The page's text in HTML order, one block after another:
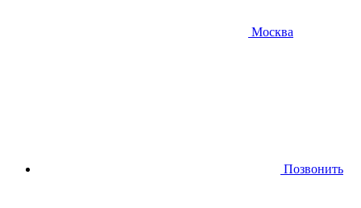
Москва
Позвонить